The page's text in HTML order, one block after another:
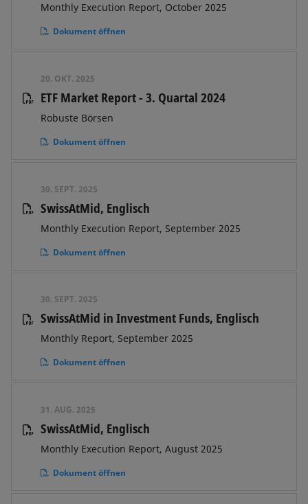
Monthly Execution Report, October 2025
Dokument öffnen
20. OKT. 2025
ETF Market Report - 3. Quartal 2024
Robuste Börsen
Dokument öffnen
30. SEPT. 2025
SwissAtMid, Englisch
Monthly Execution Report, September 2025
Dokument öffnen
30. SEPT. 2025
SwissAtMid in Investment Funds, Englisch
Monthly Report, September 2025
Dokument öffnen
31. AUG. 2025
SwissAtMid, Englisch
Monthly Execution Report, August 2025
Dokument öffnen